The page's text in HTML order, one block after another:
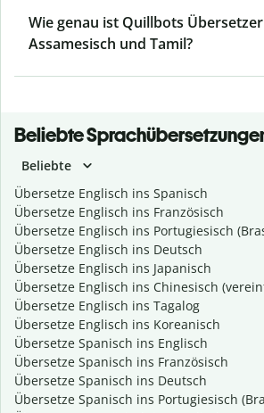
Wie genau ist Quillbots
Assamesisch und Tamil?
Beliebte
Beliebte
Übersetze Englisch ins Spanisch
Übersetze Englisch ins Französisch
Übersetze Englisch ins Portugiesisch
Übersetze Englisch ins Deutsch
Übersetze Englisch ins Japanisch
Übersetze Englisch ins Chinesisch
Übersetze Englisch ins Tagalog
Übersetze Englisch ins Koreanisch
Übersetze Spanisch ins Englisch
Übersetze Spanisch ins Französisch
Übersetze Spanisch ins Deutsch
Übersetze Spanisch ins Portugiesisch